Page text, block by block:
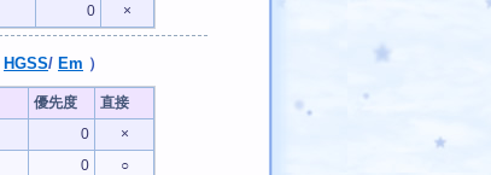
0 ×
HGSS/ Em ）
優先度
直接
0
×
0
○